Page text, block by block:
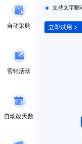
自动采购
营销活动
自动改天数
支持文字翻
立即试用